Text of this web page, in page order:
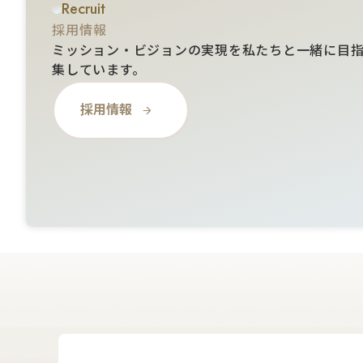
Recruit
採用情報
ミッション・ビジョンの実現を私たちと⼀緒に⽬
集しています。
採用情報